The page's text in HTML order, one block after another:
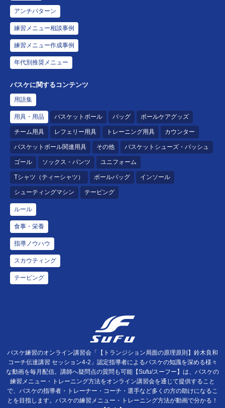
アンチパターン
練習メニュー相談事例
練習メニュー作成事例
年代別推奨メニュー
バスケに関するコンテンツ
用語集
用具・用品 バスケットボール バッグ ボールケアグッズ
チーム用具 レフェリー用具 トレーニング用具 カウンター
バスケットボール関連用具 その他 バスケットシューズ・バッシュ
ゴール ソックス・パンツ ユニフォーム
Tシャツ（ティーシャツ） ボールバッグ インソール
シューティングマシン テーピング
ルール
食事・栄養
指導ノウハウ
スカウティング
テーピング
バスケ練習のオンライン講習会「【トランジション局面の原理原則】鈴木良和
コーチ伝達講習 セッション4-2」認定指導者によるバスケの知識を深める様々
な動画を毎月配信。講師へ疑問点の質問も可能【Sufu/スーフー】は、バスケの
練習メニュー・トレーニング方法をオンライン講習会を通じて提供すること
で、バスケの指導者・トレーナー・コーチ・選手など多くの方の助けになるこ
とを目指します。バスケの練習メニュー・トレーニング方法が動画で分かる！